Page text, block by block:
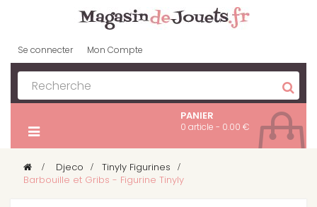
Se connecter Mon Compte
PANIER
0 article - 0.00 €
> Djeco > Tinyly Figurines >
Barbouille et Gribs - Figurine Tinyly